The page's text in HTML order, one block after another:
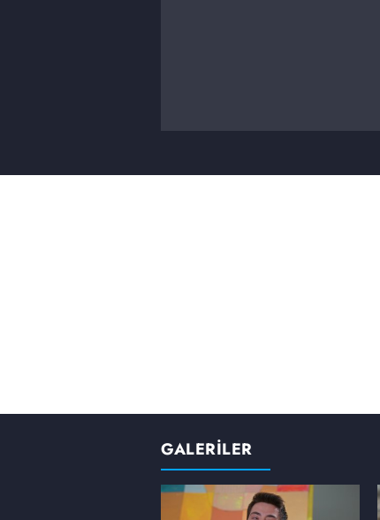
GALERİLER